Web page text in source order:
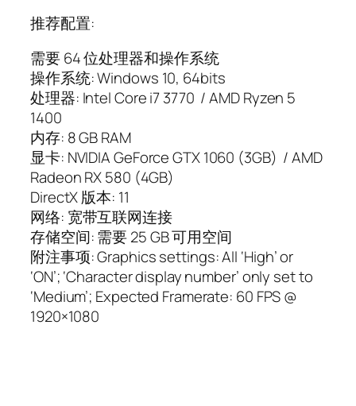
推荐配置:
需要 64 位处理器和操作系统
操作系统: Windows 10, 64bits
处理器: Intel Core i7 3770 / AMD Ryzen 5
1400
内存: 8 GB RAM
显卡: NVIDIA GeForce GTX 1060 (3GB) / AMD
Radeon RX 580 (4GB)
DirectX 版本: 11
网络: 宽带互联网连接
存储空间: 需要 25 GB 可用空间
附注事项: Graphics settings: All ‘High’ or
‘ON’; ‘Character display number’ only set to
‘Medium’; Expected Framerate: 60 FPS @
1920×1080